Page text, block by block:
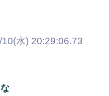
水) 20:29:06.73